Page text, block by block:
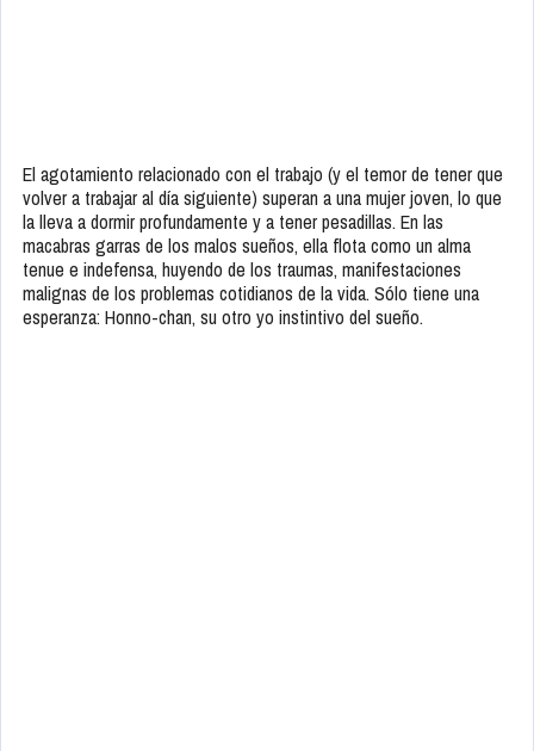
El agotamiento relacionado con el trabajo (y el temor de tener que
volver a trabajar al día siguiente) superan a una mujer joven, lo que
la lleva a dormir profundamente y a tener pesadillas. En las
macabras garras de los malos sueños, ella flota como un alma
tenue e indefensa, huyendo de los traumas, manifestaciones
malignas de los problemas cotidianos de la vida. Sólo tiene una
esperanza: Honno-chan, su otro yo instintivo del sueño.